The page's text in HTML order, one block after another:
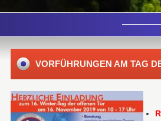
VORFÜHRUNGEN AM TAG